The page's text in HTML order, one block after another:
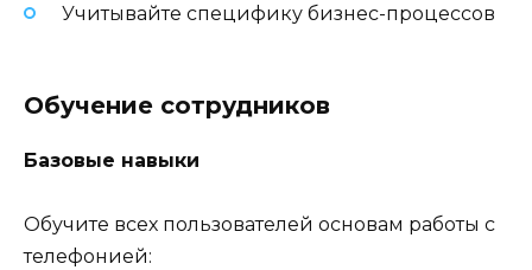
Учитывайте специфику бизнес-процессов
Обучение сотрудников
Базовые навыки
Обучите всех пользователей основам работы с
телефонией: